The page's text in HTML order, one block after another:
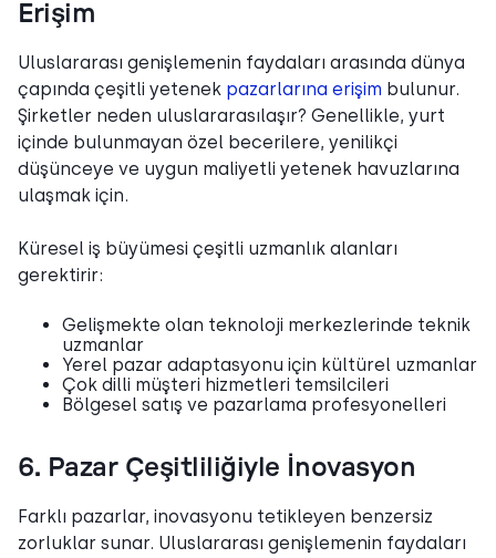
Erişim
Uluslararası genişlemenin faydaları arasında dünya
çapında çeşitli yetenek pazarlarına erişim bulunur.
Şirketler neden uluslararasılaşır? Genellikle, yurt
içinde bulunmayan özel becerilere, yenilikçi
düşünceye ve uygun maliyetli yetenek havuzlarına
ulaşmak için.
Küresel iş büyümesi çeşitli uzmanlık alanları
gerektirir:
Gelişmekte olan teknoloji merkezlerinde teknik
uzmanlar
Yerel pazar adaptasyonu için kültürel uzmanlar
Çok dilli müşteri hizmetleri temsilcileri
Bölgesel satış ve pazarlama profesyonelleri
6. Pazar Çeşitliliğiyle İnovasyon
Farklı pazarlar, inovasyonu tetikleyen benzersiz
zorluklar sunar. Uluslararası genişlemenin faydaları